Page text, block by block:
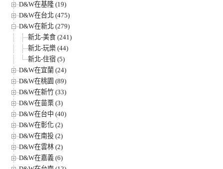
D&W在基隆 (19)
D&W在台北 (475)
D&W在新北 (279)
新北-美食 (241)
新北-玩樂 (44)
新北-住宿 (5)
D&W在宜蘭 (24)
D&W在桃園 (89)
D&W在新竹 (33)
D&W在苗栗 (3)
D&W在台中 (40)
D&W在彰化 (2)
D&W在南投 (2)
D&W在雲林 (2)
D&W在嘉義 (6)